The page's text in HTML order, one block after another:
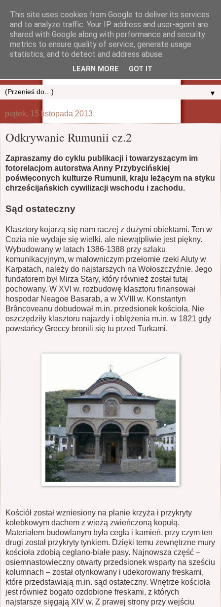
▼
piątek, 15 listopada 2013
Odkrywanie Rumunii cz.2
Zapraszamy do cyklu publikacji i towarzyszącym im
fotorelacjom autorstwa Anny Przybycińskiej
poświęconych kulturze Rumunii, kraju leżącym na styku
chrześcijańskich cywilizacji wschodu i zachodu.
Sąd ostateczny
Klasztory kojarzą się nam raczej z dużymi obiektami. Ten w
Cozia nie wydaje się wielki, ale niewątpliwie jest piękny.
Wybudowany w latach 1386-1388 przy szlaku
komunikacyjnym, w malowniczym przełomie rzeki Aluty w
Karpatach, należy do najstarszych na Wołoszczyźnie. Jego
fundatorem był Mirza Stary, który również został tutaj
pochowany. W XVI w. rozbudowę klasztoru finansował
hospodar Neagoe Basarab, a w XVIII w. Konstantyn
Brâncoveanu dobudował m.in. przedsionek kościoła. Nie
oszczędziły klasztoru najazdy i oblężenia m.in. w 1821 gdy
powstańcy Greccy bronili się tu przed Turkami.
Kościół został wzniesiony na planie krzyża i przykryty
kolebkowym dachem z wieżą zwieńczoną kopułą.
Materiałem budowlanym była cegła i kamień, przy czym ten
drugi został przykryty tynkiem. Dzięki temu zewnętrzne mury
kościoła zdobią ceglano-białe pasy. Najnowsza część –
osiemnastowieczny otwarty przedsionek wsparty na sześciu
kolumnach – został otynkowany i udekorowany freskami,
które przedstawiają m.in. sąd ostateczny. Wnętrze kościoła
jest również bogato ozdobione freskami, z których
najstarsze sięgają XIV w. Z prawej strony przy wejściu
This site uses cookies from Google to deliver its services
and to analyze traffic. Your IP address and user-agent are
shared with Google along with performance and security
metrics to ensure quality of service, generate usage
statistics, and to detect and address abuse.
LEARN MORE GOT IT